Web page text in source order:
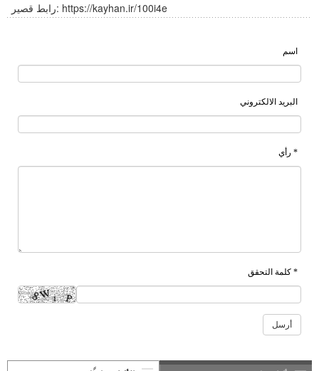
رابط قصير: https://kayhan.ir/100i4e
اسم
البريد الالكتروني
* رأي
* كلمة التحقق